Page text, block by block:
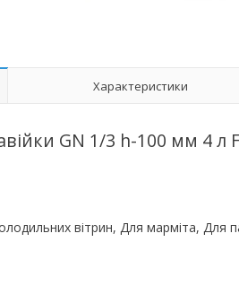
Характеристики
GN 1/3 h-100 мм 4 л
вітрин, Для марміта,